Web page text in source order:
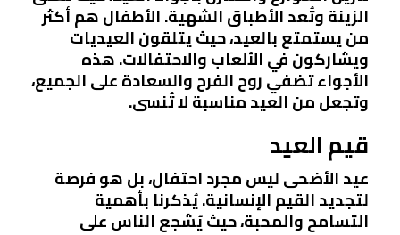
الزينة وتُعد الأطباق الشهية. الأطفال هم أكثر
من يستمتع بالعيد، حيث يتلقون العيديات
ويشاركون في الألعاب والاحتفالات. هذه
الأجواء تضفي روح الفرح والسعادة على الجميع،
وتجعل من العيد مناسبة لا تُنسى.
قيم العيد
عيد الأضحى ليس مجرد احتفال، بل هو فرصة
لتجديد القيم الإنسانية. يُذكرنا بأهمية
التسامح والمحبة، حيث يُشجع الناس على